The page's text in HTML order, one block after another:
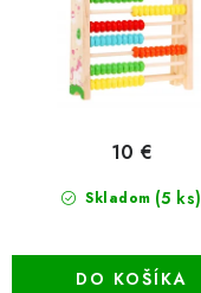
Skladom (5 ks)
10 €
DO KOŠÍKA